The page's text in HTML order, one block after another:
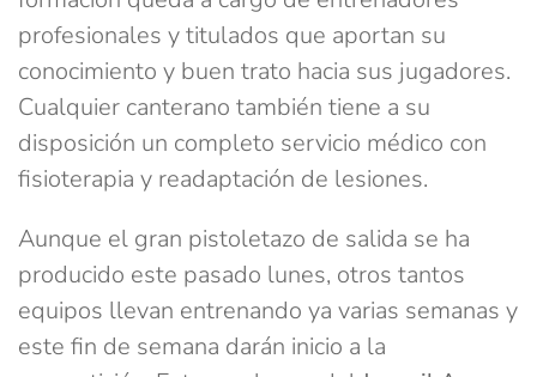
profesionales y titulados que aportan su
conocimiento y buen trato hacia sus jugadores.
Cualquier canterano también tiene a su
disposición un completo servicio médico con
fisioterapia y readaptación de lesiones.
Aunque el gran pistoletazo de salida se ha
producido este pasado lunes, otros tantos
equipos llevan entrenando ya varias semanas y
este fin de semana darán inicio a la